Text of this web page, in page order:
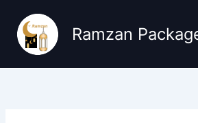
content
Ramzan